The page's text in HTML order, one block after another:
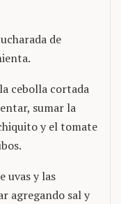
de
cebolla cortada
sumar la
y el tomate
uvas y las
agregando sal y